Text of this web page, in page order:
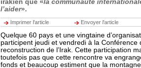
irakien que «la communauté
l’aider».
Imprimer l'article Envoyer l'article
Quelque 60 pays et une vingtaine
participent jeudi et vendredi à la Conférence
reconstruction de l’Irak. Cette participation
toutefois pas que cette rencontre va
fonds et beaucoup estiment que la